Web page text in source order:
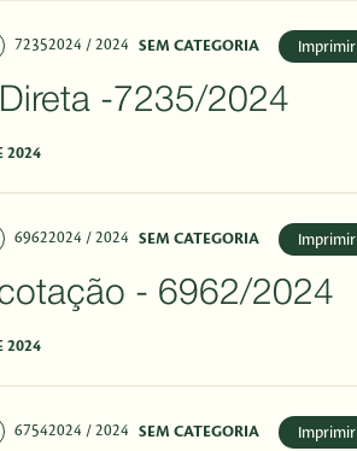
72352024 / 2024 SEM CATEGORIA Imprimir
-7235/2024
2024
69622024 / 2024 SEM CATEGORIA Imprimir
- 6962/2024
2024
67542024 / 2024 SEM CATEGORIA Imprimir